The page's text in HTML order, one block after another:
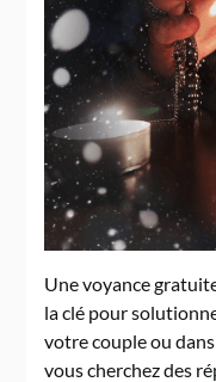
Une voyance
la clé pour
votre couple ou
vous cherchez des